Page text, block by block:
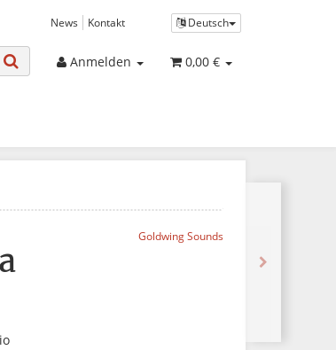
Deutsch
News Kontakt
Anmelden 0,00 €
Goldwing Sounds